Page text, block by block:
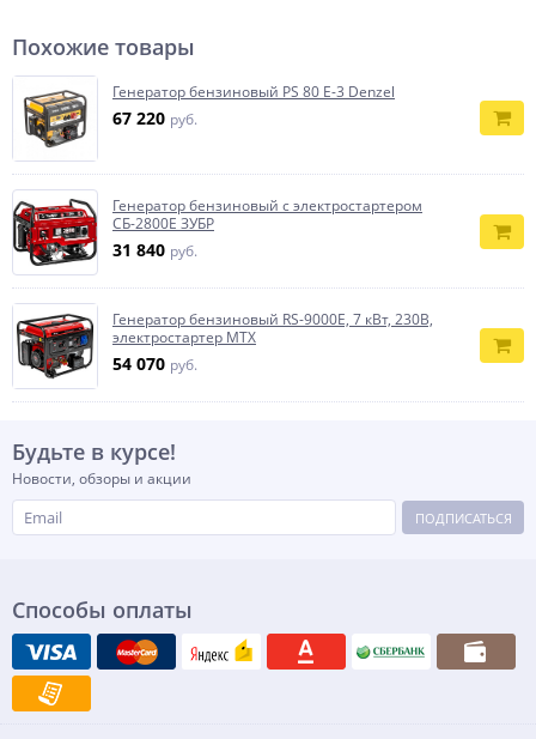
Похожие товары
Генератор бензиновый PS 80 E-3 Denzel
67 220 руб.
Генератор бензиновый с электростартером
СБ-2800Е ЗУБР
31 840 руб.
Генератор бензиновый RS-9000E, 7 кВт, 230В,
электростартер MTX
54 070 руб.
Будьте в курсе!
Новости, обзоры и акции
ПОДПИСАТЬСЯ
Способы оплаты